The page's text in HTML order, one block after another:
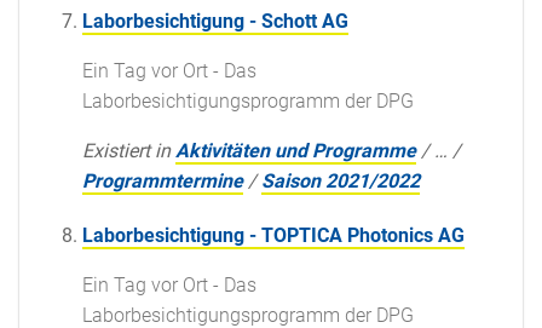
Laborbesichtigung - Schott AG
Ein Tag vor Ort - Das
Laborbesichtigungsprogramm der DPG
Existiert in Aktivitäten und Programme /… /
Programmtermine /Saison 2021/2022
Laborbesichtigung - TOPTICA Photonics AG
Ein Tag vor Ort - Das
Laborbesichtigungsprogramm der DPG